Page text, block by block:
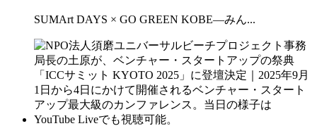
SUMArt DAYS × GO GREEN KOBE—みん...